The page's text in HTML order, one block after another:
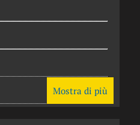
Mostra di più